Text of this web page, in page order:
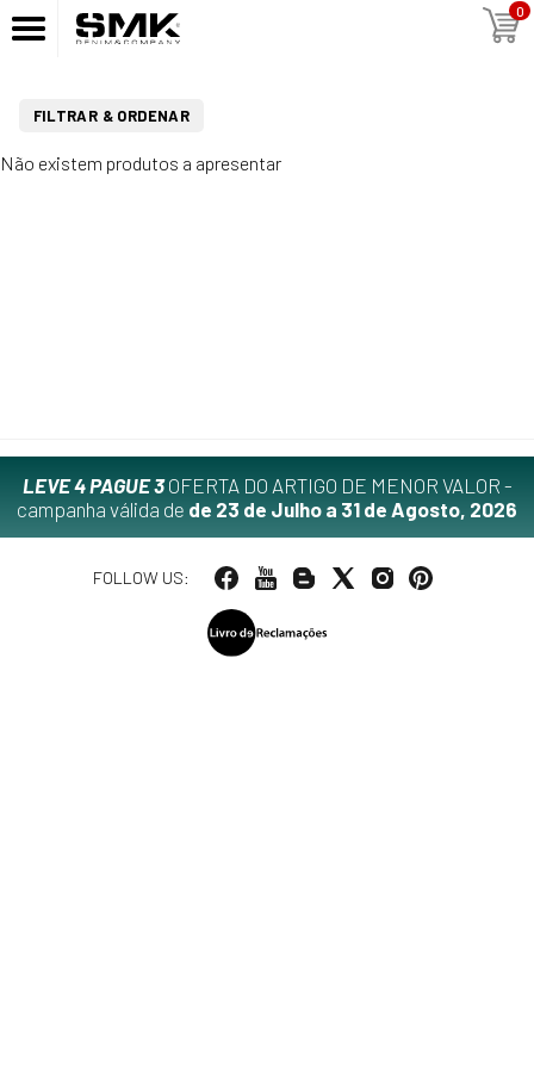
0
FILTRAR & ORDENAR
Não existem produtos a apresentar
LEVE 4 PAGUE 3OFERTA DO ARTIGO DE MENOR VALOR -
campanha válida de de 23 de Julho a 31 de Agosto, 2026
FOLLOW US: